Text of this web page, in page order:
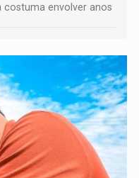
envolver anos